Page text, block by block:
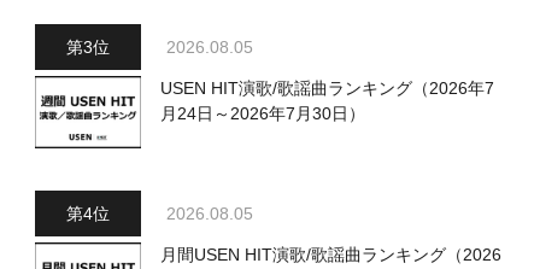
2026.08.05
USEN HIT演歌/歌謡曲ランキング（2026年7
月24日～2026年7月30日）
2026.08.05
月間USEN HIT演歌/歌謡曲ランキング（2026